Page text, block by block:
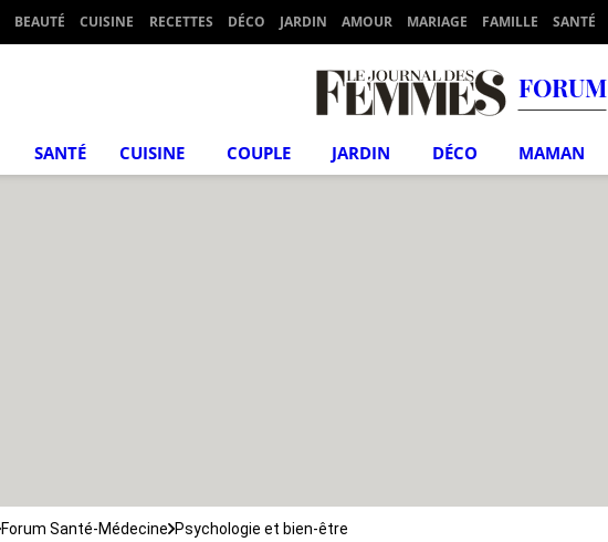
BEAUTÉ CUISINE RECETTES DÉCO JARDIN AMOUR MARIAGE FAMILLE SANTÉ
FORUM
SANTÉ CUISINE COUPLE JARDIN DÉCO MAMAN
Forum Santé-Médecine Psychologie et bien-être